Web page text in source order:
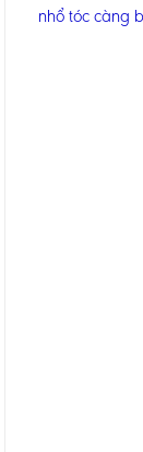
nhổ tóc càng